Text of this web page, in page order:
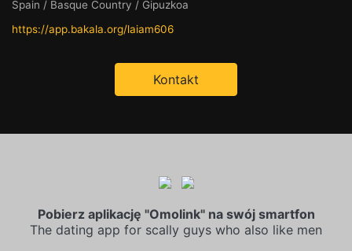
Spain / Basque Country / Gipuzkoa
https://app.bakala.org/laiam606
Kontakt
Pobierz aplikację "Omolink" na swój smartfon
The dating app for scally guys who also like men